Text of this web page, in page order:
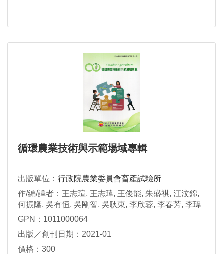
循環農業技術與示範場域專輯
出版單位： 行政院農業委員會畜產試驗所
作/編/譯者：王志瑄, 王志瑋, 王俊能, 朱盛祺, 江汶錦,
何振隆, 吳有恒, 吳剛智, 吳耿東, 李欣蓉, 李春芳, 李瑋
崧, 李裕娟, 易琮凱, 林上湖, 林文華, 林柏亨, 林振榮, 林
徐英綺, 徐健國, 袁秋英, 張明暉, 張浩誠, 張毓涵, 張繼
中, 張耀聰, 梁世祥, 梁瑩如, 郭雅紋, 郭裔培, 陳俊位, 陳
GPN：1011000064
出版／創刊日期：2021-01
價格：300